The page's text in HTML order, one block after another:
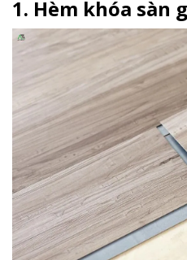
1. Hèm khóa sàn